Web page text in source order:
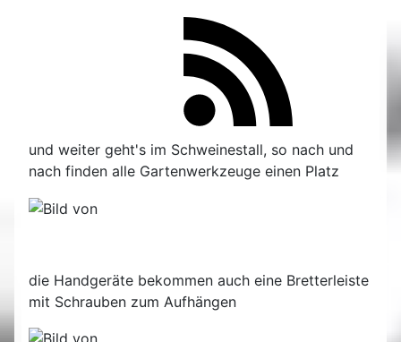
und weiter geht's im Schweinestall, so nach und
nach finden alle Gartenwerkzeuge einen Platz
die Handgeräte bekommen auch eine Bretterleiste
mit Schrauben zum Aufhängen